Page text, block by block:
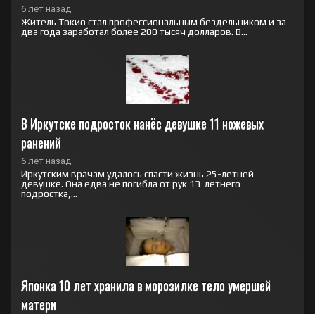
6 лет назад
Житель Токио стал профессиональным бездельником и за
два года заработал более 280 тысяч долларов. В...
В Иркутске подросток нанёс девушке 11 ножевых
ранений
6 лет назад
Иркутским врачам удалось спасти жизнь 25-летней
девушке. Она едва не погибла от рук 13-летнего
подростка,...
Японка 10 лет хранила в морозилке тело умершей
матери